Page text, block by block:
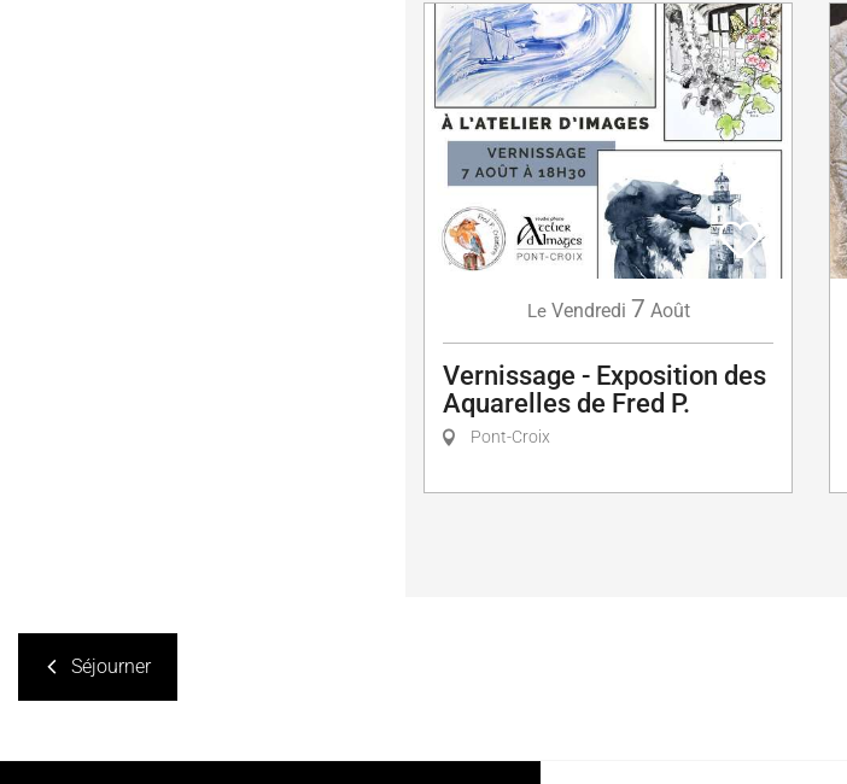
Le Vendredi 7 Août
Vernissage - Exposition des
Aquarelles de Fred P.
Pont-Croix
Séjourner